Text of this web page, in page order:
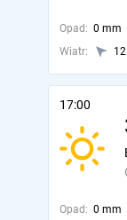
Opad: 0 mm
Wiatr:
17:00
Opad: 0 mm